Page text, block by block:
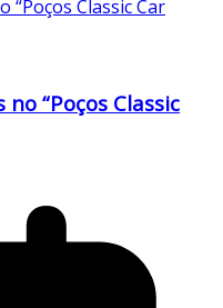
no “Poços Classic